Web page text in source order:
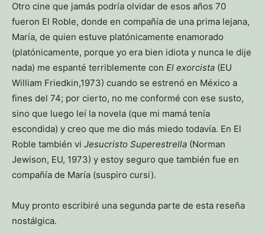
Otro cine que jamás podría olvidar de esos años 70
fueron El Roble, donde en compañía de una prima lejana,
María, de quien estuve platónicamente enamorado
(platónicamente, porque yo era bien idiota y nunca le dije
nada) me espanté terriblemente con El exorcista (EU
William Friedkin,1973) cuando se estrenó en México a
fines del 74; por cierto, no me conformé con ese susto,
sino que luego leí la novela (que mi mamá tenía
escondida) y creo que me dio más miedo todavía. En El
Roble también vi Jesucristo Superestrella (Norman
Jewison, EU, 1973) y estoy seguro que también fue en
compañía de María (suspiro cursi).
Muy pronto escribiré una segunda parte de esta reseña
nostálgica.